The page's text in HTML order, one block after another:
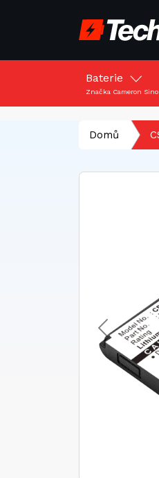
Baterie
Značka Cameron Sino
Domů